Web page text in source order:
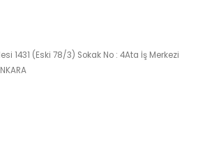
1431 (Eski 78/3) Sokak No : 4Ata İş Merkezi